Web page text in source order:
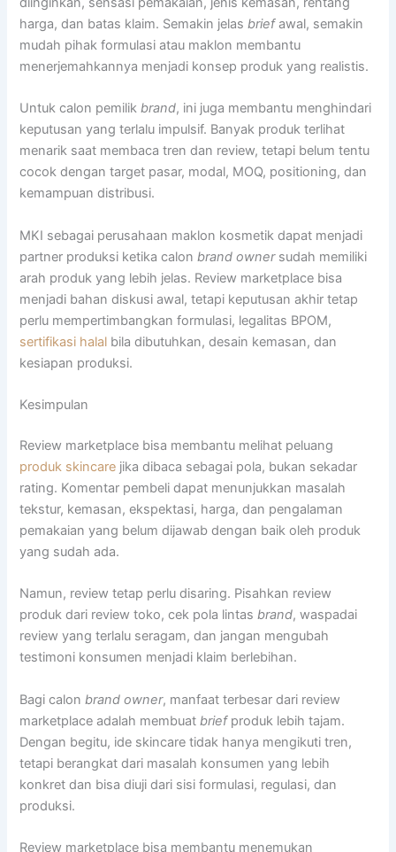
harga, dan batas klaim. Semakin jelasbriefawal, semakin
mudah pihak formulasi atau maklon membantu
menerjemahkannya menjadi konsep produk yang realistis.
Untuk calon pemilikbrand, ini juga membantu menghindari
keputusan yang terlalu impulsif. Banyak produk terlihat
menarik saat membaca tren dan review, tetapi belum tentu
cocok dengan target pasar, modal, MOQ, positioning, dan
kemampuan distribusi.
MKI sebagai perusahaan maklon kosmetik dapat menjadi
partner produksi ketika calonbrand ownersudah memiliki
arah produk yang lebih jelas. Review marketplace bisa
menjadi bahan diskusi awal, tetapi keputusan akhir tetap
perlu mempertimbangkan formulasi, legalitas BPOM,
sertifikasi halal bila dibutuhkan, desain kemasan, dan
kesiapan produksi.
Kesimpulan
Review marketplace bisa membantu melihat peluang
produk skincare jika dibaca sebagai pola, bukan sekadar
rating. Komentar pembeli dapat menunjukkan masalah
tekstur, kemasan, ekspektasi, harga, dan pengalaman
pemakaian yang belum dijawab dengan baik oleh produk
yang sudah ada.
Namun, review tetap perlu disaring. Pisahkan review
produk dari review toko, cek pola lintasbrand, waspadai
review yang terlalu seragam, dan jangan mengubah
testimoni konsumen menjadi klaim berlebihan.
Bagi calon brand owner, manfaat terbesar dari review
marketplace adalah membuat briefproduk lebih tajam.
Dengan begitu, ide skincare tidak hanya mengikuti tren,
tetapi berangkat dari masalah konsumen yang lebih
konkret dan bisa diuji dari sisi formulasi, regulasi, dan
produksi.
Review marketplace bisa membantu menemukan